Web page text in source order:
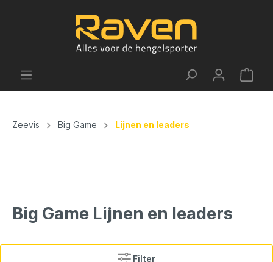
Zeevis Big Game Lijnen en leaders
Big Game Lijnen en leaders
Filter